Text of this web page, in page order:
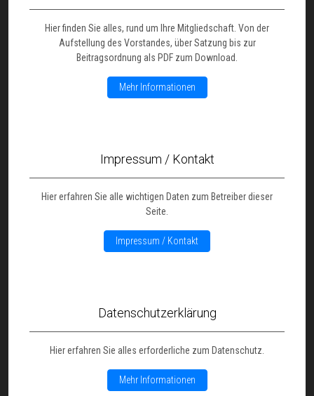
Hier finden Sie alles, rund um Ihre Mitgliedschaft. Von der
Aufstellung des Vorstandes, über Satzung bis zur
Beitragsordnung als PDF zum Download.
Mehr Informationen
Impressum / Kontakt
Hier erfahren Sie alle wichtigen Daten zum Betreiber dieser
Seite.
Impressum / Kontakt
Datenschutzerklärung
Hier erfahren Sie alles erforderliche zum Datenschutz.
Mehr Informationen